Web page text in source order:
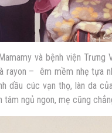
và bệnh viện
rayon – êm mềm nhẹ tựa
dầu cúc vạn thọ, làn da
tâm ngủ ngon, mẹ cũng